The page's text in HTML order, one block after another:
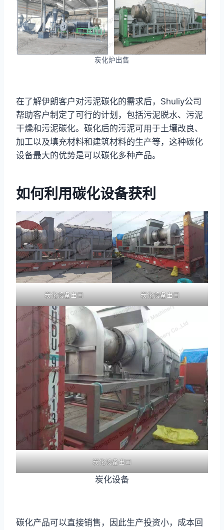
炭化炉出售
在了解伊朗客户对污泥碳化的需求后，Shuliy公司
帮助客户制定了可行的计划，包括污泥脱水、污泥
干燥和污泥碳化。碳化后的污泥可用于土壤改良、
加工以及填充材料和建筑材料的生产等，这种碳化
设备最大的优势是可以碳化多种产品。
如何利用碳化设备获利
炭化设备出口 炭化设备出口
炭化设备出口
炭化设备
碳化产品可以直接销售，因此生产投资小，成本回